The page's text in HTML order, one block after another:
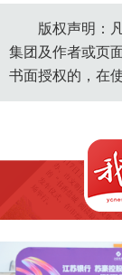
版权声明：
集团及作者或页
书面授权的，在